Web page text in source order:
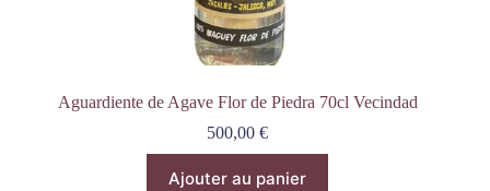
Aguardiente de Agave Flor de Piedra 70cl Vecindad
500,00€
Ajouter au panier